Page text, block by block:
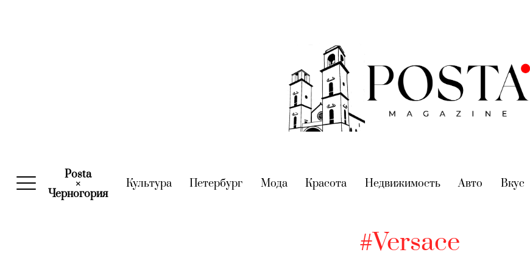
Posta
×
Черногория(current)
Культура(current)
Петербург (current)
Мода(current)
Красота (current)
Недвижимость(current)
Авто (current)
Вкус
#Versace